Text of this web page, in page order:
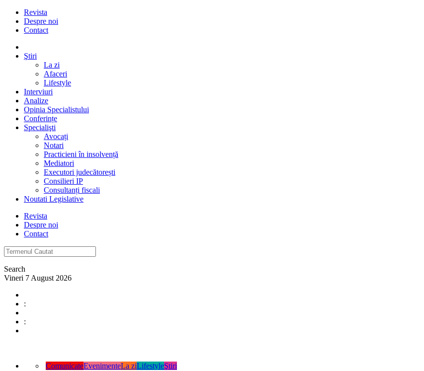
Revista
Despre noi
Contact
Ştiri
La zi
Afaceri
Lifestyle
Interviuri
Analize
Opinia Specialistului
Conferințe
Specialişti
Avocați
Notari
Practicieni în insolvență
Mediatori
Executori judecătorești
Consilieri IP
Consultanți fiscali
Noutati Legislative
Revista
Despre noi
Contact
Search
Vineri 7 August 2026
:
:
ComunicateEvenimenteLa ziLifestyleŞtiri